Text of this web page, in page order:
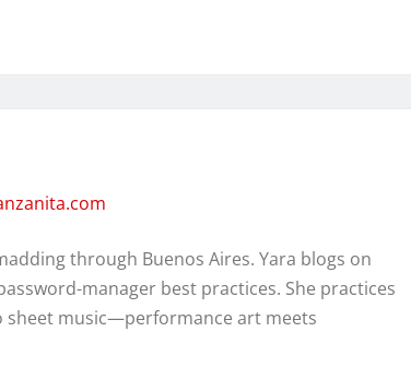
through Buenos Aires. Yara blogs on
manager best practices. She practices
sheet music—performance art meets